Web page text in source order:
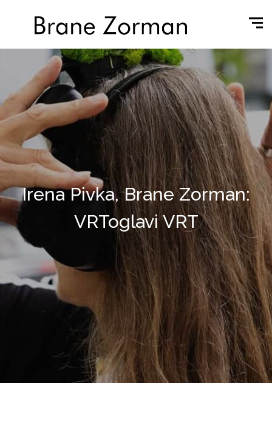
Irena Pivka, Brane Zorman:
VRToglavi VRT